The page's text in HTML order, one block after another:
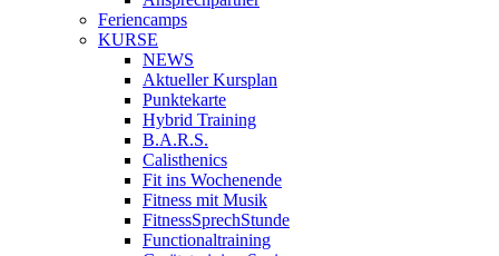
Feriencamps
KURSE
NEWS
Aktueller Kursplan
Punktekarte
Hybrid Training
B.A.R.S.
Calisthenics
Fit ins Wochenende
Fitness mit Musik
FitnessSprechStunde
Functionaltraining